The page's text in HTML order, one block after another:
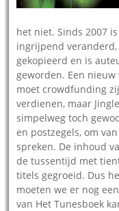
het niet. Sinds 2007
ingrijpend
gekopieerd en is
geworden. Een
moet crowdfunding
verdienen, maar
simpelweg toch
en postzegels, om
spreken. De inhoud
de tussentijd met
titels gegroeid. Dus
moeten we er nog
van Het Tunesboek